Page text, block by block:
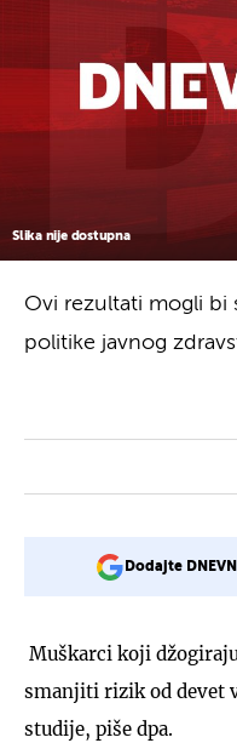
Slika nije dostupna
Ovi rezultati mogli bi
politike javnog
Dodajte
Muškarci koji
smanjiti rizik od devet
studije, piše dpa.